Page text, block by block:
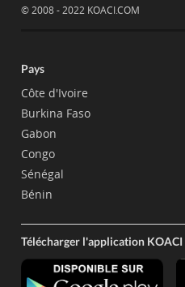
© 2008 - 2022 KOACI.COM
Pays
Côte d'Ivoire
Burkina Faso
Gabon
Congo
Sénégal
Bénin
Télécharger l'application KOACI